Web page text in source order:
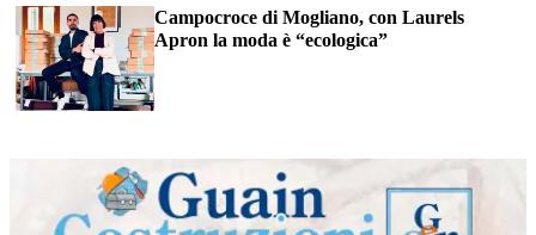
Campocroce di Mogliano, con Laurels
Apron la moda è “ecologica”